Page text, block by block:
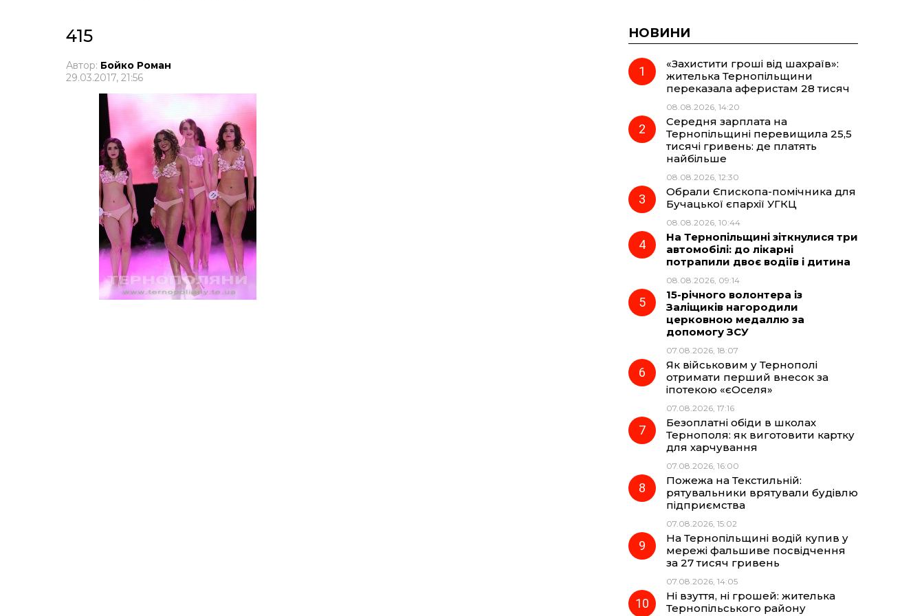
415
Автор: Бойко Роман
29.03.2017, 21:56
НОВИНИ
«Захистити гроші від шахраїв»:
жителька Тернопільщини
переказала аферистам 28 тисяч
08.08.2026, 14:20
Середня зарплата на
Тернопільщині перевищила 25,5
тисячі гривень: де платять
найбільше
08.08.2026, 12:30
Обрали Єпископа-помічника для
Бучацької єпархії УГКЦ
08.08.2026, 10:44
На Тернопільщині зіткнулися три
автомобілі: до лікарні
потрапили двоє водіїв і дитина
08.08.2026, 09:14
15-річного волонтера із
Заліщиків нагородили
церковною медаллю за
допомогу ЗСУ
07.08.2026, 18:07
Як військовим у Тернополі
отримати перший внесок за
іпотекою «єОселя»
07.08.2026, 17:16
Безоплатні обіди в школах
Тернополя: як виготовити картку
для харчування
07.08.2026, 16:00
Пожежа на Текстильній:
рятувальники врятували будівлю
підприємства
07.08.2026, 15:02
На Тернопільщині водій купив у
мережі фальшиве посвідчення
за 27 тисяч гривень
07.08.2026, 14:05
Ні взуття, ні грошей: жителька
Тернопільського району